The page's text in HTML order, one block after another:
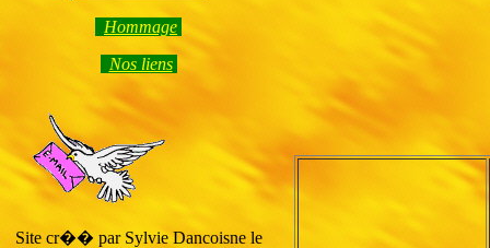
Hommage
Nos liens
Site cr�� par Sylvie Dancoisne le